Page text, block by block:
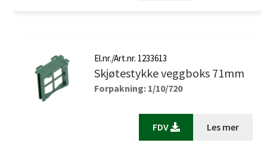
El.nr./Art.nr. 1233613
Skjøtestykke veggboks 71mm
Forpakning: 1/10/720
FDV Les mer